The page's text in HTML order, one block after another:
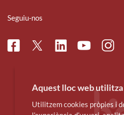
Seguiu-nos
FacebookTwitterLinkedinYoutube
Aquest lloc web
Utilitzem cookies pròpies i